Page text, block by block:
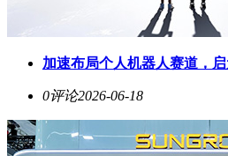
加速布局个人机器人赛道，
0评论2026-06-18